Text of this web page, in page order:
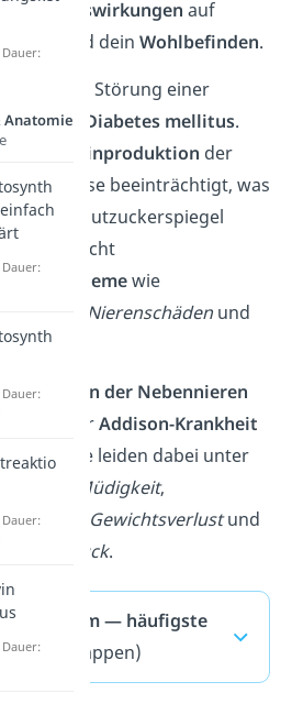
Auswirkungen auf
und dein Wohlbefinden.
für die Störung einer
ist
Diabetes mellitus.
die
Insulinproduktion der
beeinträchtigt, was
hohen Blutzuckerspiegel
verursacht
wie
Nierenschäden und
der Nebennieren
zurAddison-Krankheit
leiden dabei unter
wie
Müdigkeit,
Gewichtsverlustund
Blutdruck.
— häufigste
(ausklappen)
Anatomie